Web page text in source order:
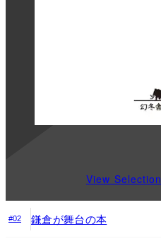
View Selection
#02 鎌倉が舞台の本